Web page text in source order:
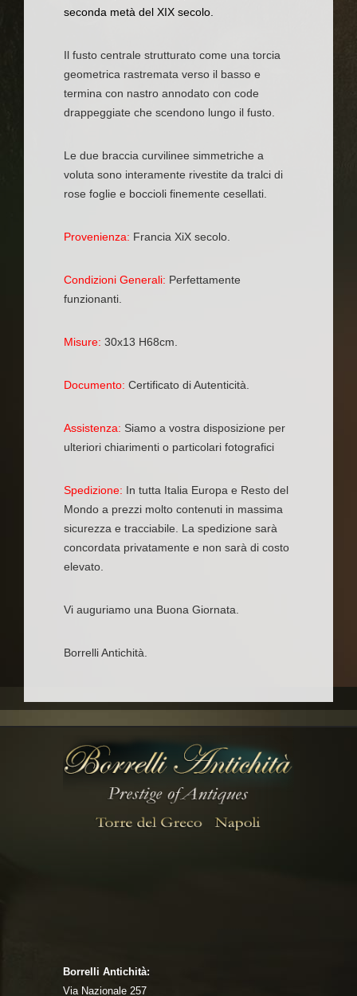
seconda metà del XIX secolo.
Il fusto centrale strutturato come una torcia
geometrica rastremata verso il basso e
termina con nastro annodato con code
drappeggiate che scendono lungo il fusto.
Le due braccia curvilinee simmetriche a
voluta sono interamente rivestite da tralci di
rose foglie e boccioli finemente cesellati.
Provenienza: Francia XiX secolo.
Condizioni Generali: Perfettamente
funzionanti.
Misure: 30x13 H68cm.
Documento: Certificato di Autenticità.
Assistenza: Siamo a vostra disposizione per
ulteriori chiarimenti o particolari fotografici
Spedizione: In tutta Italia Europa e Resto del
Mondo a prezzi molto contenuti in massima
sicurezza e tracciabile. La spedizione sarà
concordata privatamente e non sarà di costo
elevato.
Vi auguriamo una Buona Giornata.
Borrelli Antichità.
Borrelli Antichità:
Via Nazionale 257